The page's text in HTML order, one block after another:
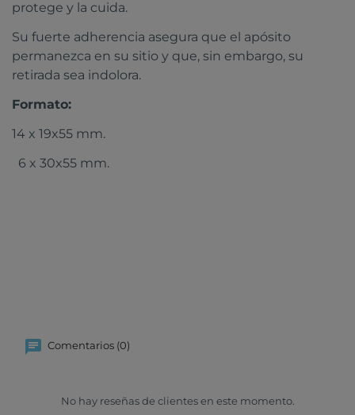
protege y la cuida.
Su fuerte adherencia asegura que el apósito
permanezca en su sitio y que, sin embargo, su
retirada sea indolora.
Formato:
14 x 19x55 mm.
6 x 30x55 mm.
Comentarios (0)
No hay reseñas de clientes en este momento.